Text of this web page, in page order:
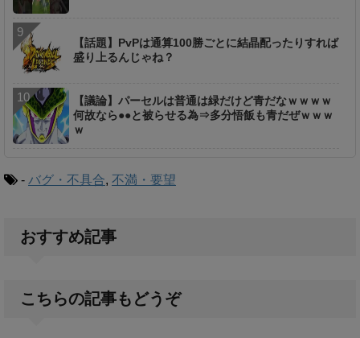
【話題】PvPは通算100勝ごとに結晶配ったりすれば
盛り上るんじゃね？
【議論】パーセルは普通は緑だけど青だなｗｗｗｗ
何故なら●●と被らせる為⇒多分悟飯も青だぜｗｗｗ
ｗ
- バグ・不具合, 不満・要望
おすすめ記事
こちらの記事もどうぞ